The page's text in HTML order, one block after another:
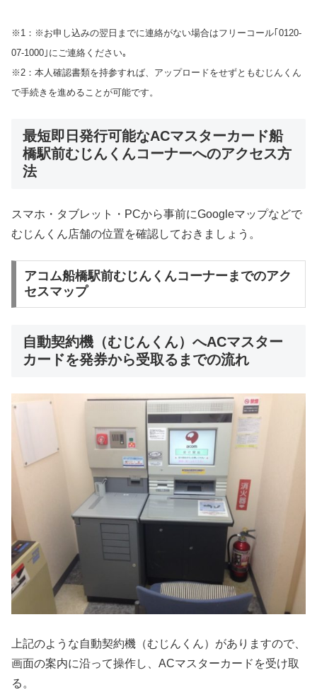
※1：※お申し込みの翌日までに連絡がない場合はフリーコール｢0120-
07-1000｣にご連絡ください｡
※2：本人確認書類を持参すれば、アップロードをせずともむじんくん
で手続きを進めることが可能です。
最短即日発行可能なACマスターカード船
橋駅前むじんくんコーナーへのアクセス方
法
スマホ・タブレット・PCから事前にGoogleマップなどで
むじんくん店舗の位置を確認しておきましょう。
アコム船橋駅前むじんくんコーナーまでのアク
セスマップ
自動契約機（むじんくん）へACマスター
カードを発券から受取るまでの流れ
上記のような自動契約機（むじんくん）がありますので、
画面の案内に沿って操作し、ACマスターカードを受け取
る。